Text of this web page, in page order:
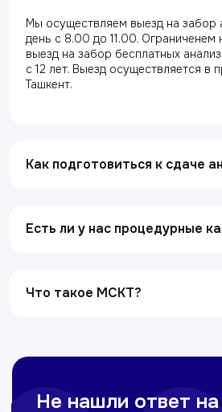
Мы осуществляем выезд на забор
день с 8.00 до 11.00. Ограниченем
выезд на забор бесплатных
с 12 лет. Выезд осуществляется в
Ташкент.
Как подготовиться к сдаче
Есть ли у нас процедурные
Что такое МСКТ?
Услуги
Ультразвуковая
Политика обработки персональных
Главная
О клиники
Акции